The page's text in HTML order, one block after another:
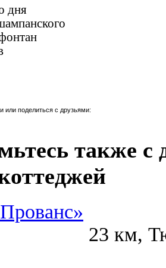
дня
или поделиться с друзьями:
также
23 км,